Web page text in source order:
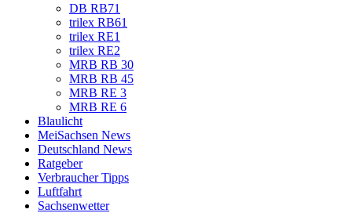
DB RB71
trilex RB61
trilex RE1
trilex RE2
MRB RB 30
MRB RB 45
MRB RE 3
MRB RE 6
Blaulicht
MeiSachsen News
Deutschland News
Ratgeber
Verbraucher Tipps
Luftfahrt
Sachsenwetter